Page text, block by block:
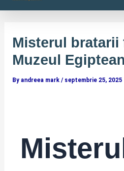
Misterul bratarii
Muzeul Egiptean
By andreea mark / septembrie 25, 2025